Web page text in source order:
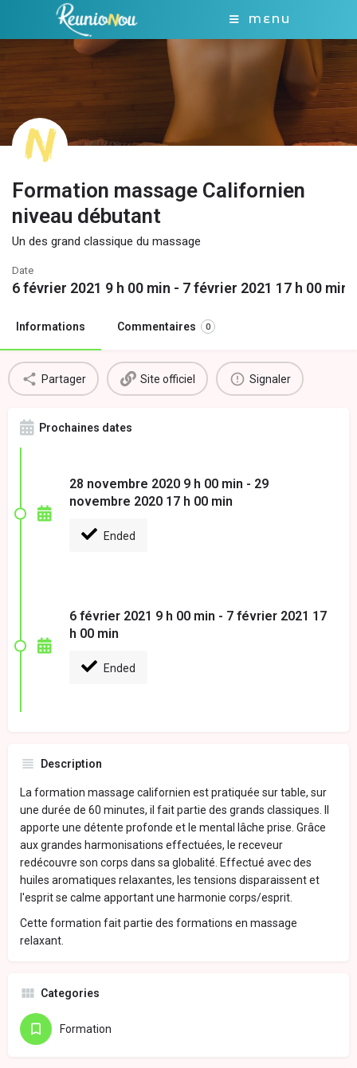
MENU
Formation massage Californien
niveau débutant
Un des grand classique du massage
Date
6 février 2021 9 h 00 min - 7 février 2021 17 h 00 min
Informations Commentaires 0
Partager Site officiel Signaler
Prochaines dates
28 novembre 2020 9 h 00 min - 29
novembre 2020 17 h 00 min
Ended
6 février 2021 9 h 00 min - 7 février 2021 17
h 00 min
Ended
Description
La formation massage californien est pratiquée sur table, sur
une durée de 60 minutes, il fait partie des grands classiques. Il
apporte une détente profonde et le mental lâche prise. Grâce
aux grandes harmonisations effectuées, le receveur
redécouvre son corps dans sa globalité. Effectué avec des
huiles aromatiques relaxantes, les tensions disparaissent et
l'esprit se calme apportant une harmonie corps/esprit.
Cette formation fait partie des formations en massage
relaxant.
Categories
Formation